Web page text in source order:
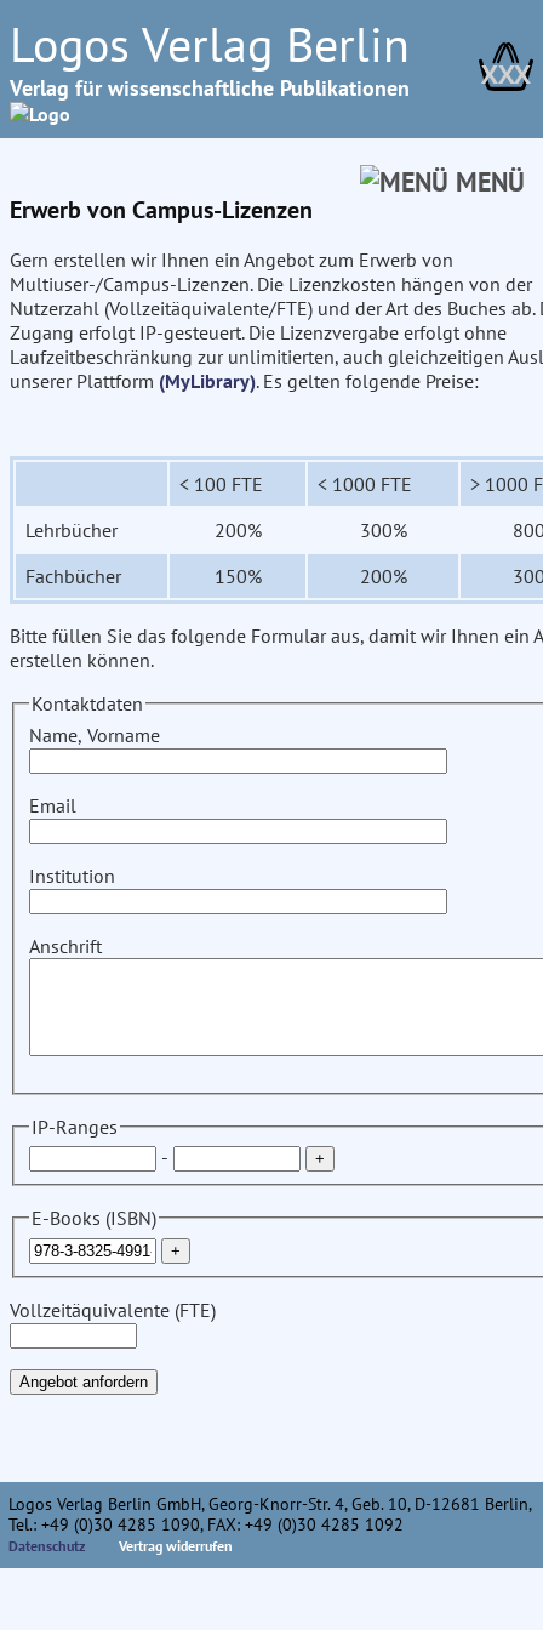
Logos Verlag Berlin
Verlag für wissenschaftliche Publikationen XXX
MENÜ
Erwerb von Campus-Lizenzen
Gern erstellen wir Ihnen ein Angebot zum Erwerb von
Multiuser-/Campus-Lizenzen. Die Lizenzkosten hängen von der
Nutzerzahl (Vollzeitäquivalente/FTE) und der Art des Buches ab.
Zugang erfolgt IP-gesteuert. Die Lizenzvergabe erfolgt ohne
Laufzeitbeschränkung zur unlimitierten, auch gleichzeitigen
unserer Plattform (MyLibrary). Es gelten folgende Preise:
< 100 FTE < 1000 FTE
> 1000
Lehrbücher
200% 300%
Fachbücher
150% 200%
Bitte füllen Sie das folgende Formular aus, damit wir Ihnen ein
erstellen können.
Kontaktdaten
Name, Vorname
Email
Institution
Anschrift
IP-Ranges
-
E-Books (ISBN)
Vollzeitäquivalente (FTE)
Logos Verlag Berlin GmbH, Georg-Knorr-Str. 4, Geb. 10, D-12681 Berlin,
Tel.: +49 (0)30 4285 1090, FAX: +49 (0)30 4285 1092
Datenschutz Vertrag widerrufen